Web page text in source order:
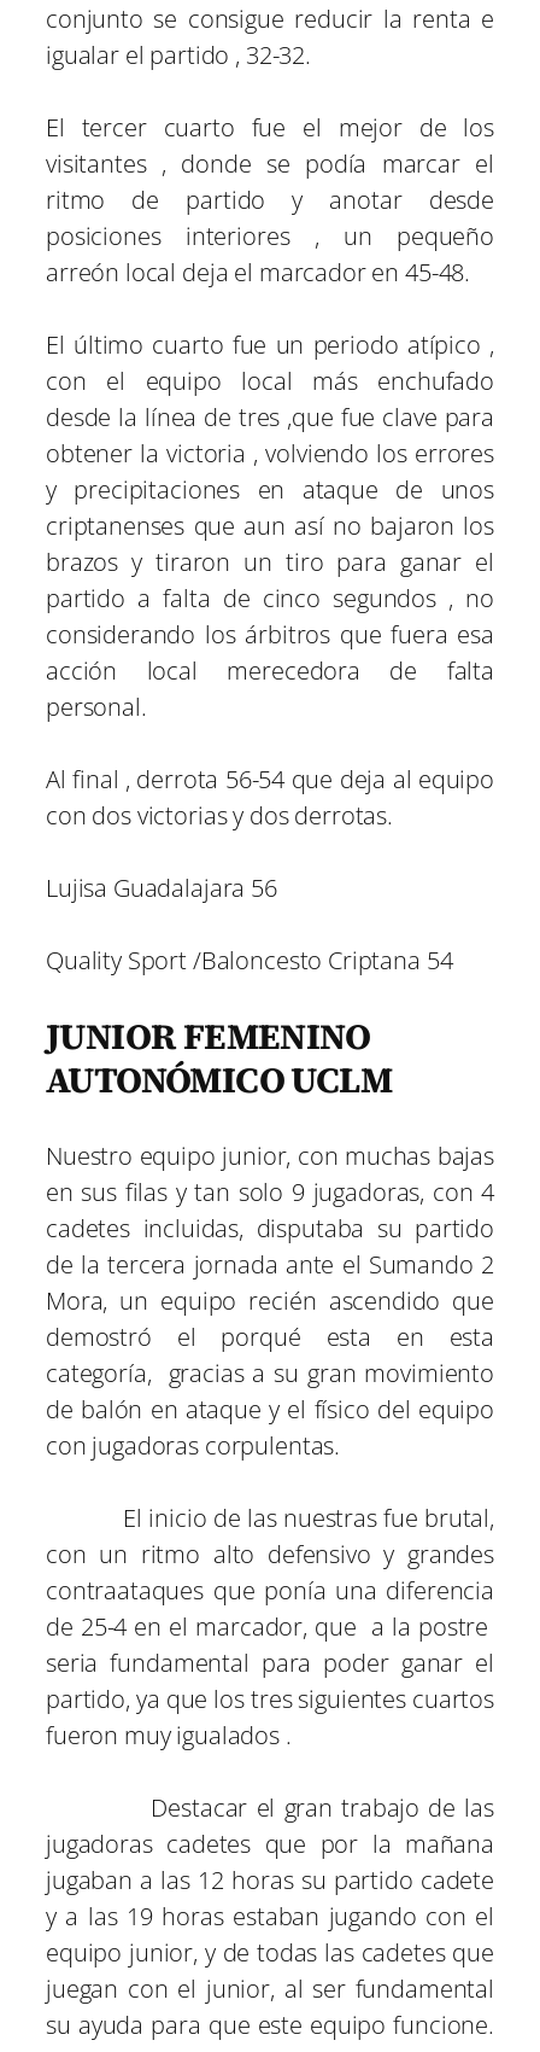
conjunto se consigue reducir la renta e
igualar el partido , 32-32.
El tercer cuarto fue el mejor de los
visitantes , donde se podía marcar el
ritmo de partido y anotar desde
posiciones interiores , un pequeño
arreón local deja el marcador en 45-48.
El último cuarto fue un periodo atípico ,
con el equipo local más enchufado
desde la línea de tres ,que fue clave para
obtener la victoria , volviendo los errores
y precipitaciones en ataque de unos
criptanenses que aun así no bajaron los
brazos y tiraron un tiro para ganar el
partido a falta de cinco segundos , no
considerando los árbitros que fuera esa
acción local merecedora de falta
personal.
Al final , derrota 56-54 que deja al equipo
con dos victorias y dos derrotas.
Lujisa Guadalajara 56
Quality Sport /Baloncesto Criptana 54
JUNIOR FEMENINO
AUTONÓMICO UCLM
Nuestro equipo junior, con muchas bajas
en sus filas y tan solo 9 jugadoras, con 4
cadetes incluidas, disputaba su partido
de la tercera jornada ante el Sumando 2
Mora, un equipo recién ascendido que
demostró el porqué esta en esta
categoría, gracias a su gran movimiento
de balón en ataque y el físico del equipo
con jugadoras corpulentas.
El inicio de las nuestras fue brutal,
con un ritmo alto defensivo y grandes
contraataques que ponía una diferencia
de 25-4 en el marcador, que a la postre
seria fundamental para poder ganar el
partido, ya que los tres siguientes cuartos
fueron muy igualados .
Destacar el gran trabajo de las
jugadoras cadetes que por la mañana
jugaban a las 12 horas su partido cadete
y a las 19 horas estaban jugando con el
equipo junior, y de todas las cadetes que
juegan con el junior, al ser fundamental
su ayuda para que este equipo funcione.